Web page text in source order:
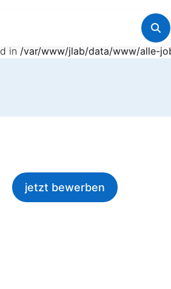
alle-jobs.com/application/module/
in /var/www/jlab/data/www/alle-
jetzt bewerben